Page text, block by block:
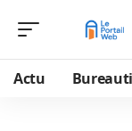
Actu